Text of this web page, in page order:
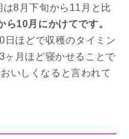
8月下旬から11月と比
ら10月にかけてです。
ほどで収穫のタイミン
ヶ月ほど寝かせることで
いしくなると言われて